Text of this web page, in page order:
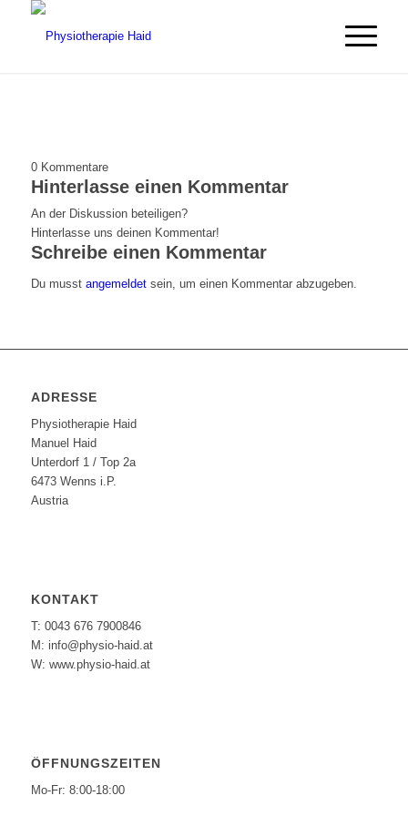
0 Kommentare
Hinterlasse einen Kommentar
An der Diskussion beteiligen?
Hinterlasse uns deinen Kommentar!
Schreibe einen Kommentar
Du musst angemeldetsein, um einen Kommentar abzugeben.
ADRESSE
Physiotherapie Haid
Manuel Haid
Unterdorf 1 / Top 2a
6473 Wenns i.P.
Austria
KONTAKT
T: 0043 676 7900846
M: info@physio-haid.at
W: www.physio-haid.at
ÖFFNUNGSZEITEN
Mo-Fr: 8:00-18:00